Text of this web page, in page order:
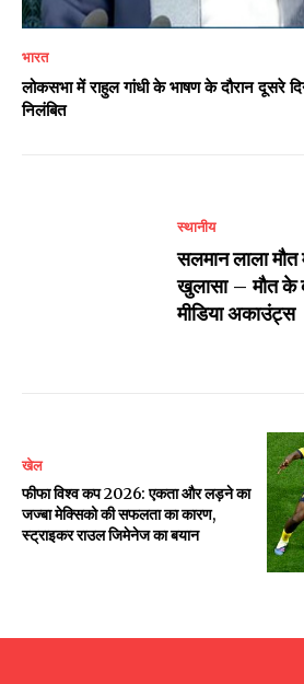
भारत
लोकसभा में राहुल गांधी के भाषण के दौरान दूसरे
निलंबित
स्थानीय
सलमान लाला मौत
खुलासा – मौत के
मीडिया अकाउंट्स
खेल
फीफा विश्व कप 2026: एकता और लड़ने का
जज्बा मेक्सिको की सफलता का कारण,
स्ट्राइकर राउल जिमेनेज का बयान